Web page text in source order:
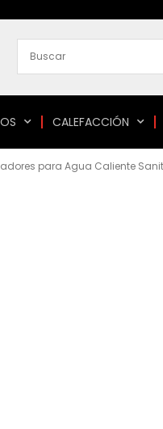
CALEFACCIÓN
para Agua Caliente